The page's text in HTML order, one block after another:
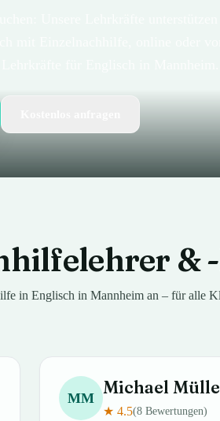
&
in Englisch in Mannheim an – für alle
MM Michael
★ 4.5(8 Bewertungen)